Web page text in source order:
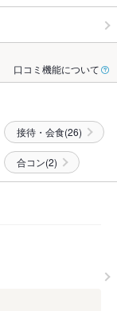
口コミ機能について
接待・会食(26)
合コン(2)